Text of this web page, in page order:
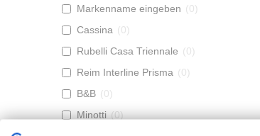
Markenname eingeben (0)
Cassina (0)
Rubelli Casa Triennale (0)
Reim Interline Prisma (0)
B&B (0)
Minotti (0)